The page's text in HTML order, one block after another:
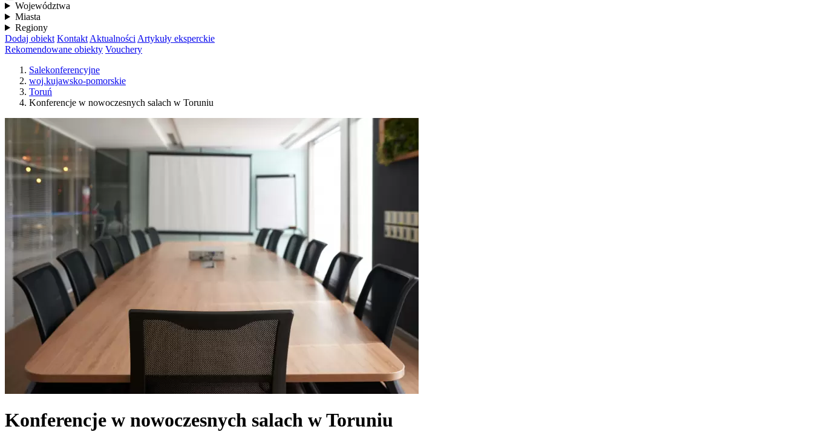
Województwa
Miasta
Regiony
Dodaj obiekt Kontakt Aktualności Artykuły eksperckie
Rekomendowane obiekty Vouchery
Salekonferencyjne
woj.kujawsko-pomorskie
Toruń
Konferencje w nowoczesnych salach w Toruniu
Konferencje w nowoczesnych salach w Toruniu